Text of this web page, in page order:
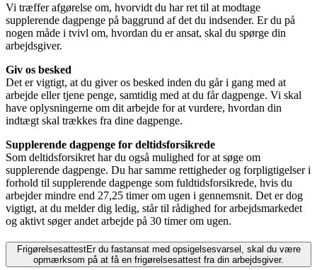
Vi træffer afgørelse om, hvorvidt du har ret til at modtage
supplerende dagpenge på baggrund af det du indsender. Er du på
nogen måde i tvivl om, hvordan du er ansat, skal du spørge din
arbejdsgiver.
Giv os besked
Det er vigtigt, at du giver os besked inden du går i gang med at
arbejde eller tjene penge, samtidig med at du får dagpenge. Vi skal
have oplysningerne om dit arbejde for at vurdere, hvordan din
indtægt skal trækkes fra dine dagpenge.
Supplerende dagpenge for deltidsforsikrede
Som deltidsforsikret har du også mulighed for at søge om
supplerende dagpenge. Du har samme rettigheder og forpligtigelser i
forhold til supplerende dagpenge som fuldtidsforsikrede, hvis du
arbejder mindre end 27,25 timer om ugen i gennemsnit. Det er dog
vigtigt, at du melder dig ledig, står til rådighed for arbejdsmarkedet
og aktivt søger andet arbejde på 30 timer om ugen.
FrigørelsesattestEr du fastansat med opsigelsesvarsel, skal du være
opmærksom på at få en frigørelsesattest fra din arbejdsgiver.